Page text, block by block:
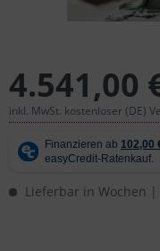
4.541,00
inkl. MwSt. kostenloser (DE)
Lieferbar in Wochen |